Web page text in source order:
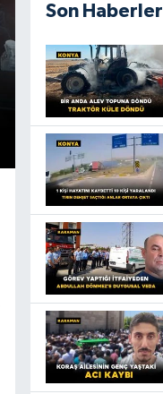
Son Haberler